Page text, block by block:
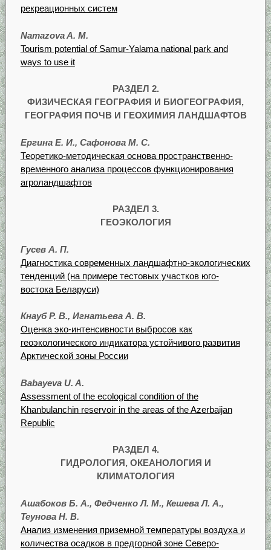
рекреационных систем
Namazova A. M.
Tourism potential of Samur-Yalama national park and
ways to use it
РАЗДЕЛ 2.
ФИЗИЧЕСКАЯ ГЕОГРАФИЯ И БИОГЕОГРАФИЯ,
ГЕОГРАФИЯ ПОЧВ И ГЕОХИМИЯ ЛАНДШАФТОВ
Ергина Е. И., Сафонова М. С.
Теоретико-методическая основа пространственно-
временного анализа процессов функционирования
агроландшафтов
РАЗДЕЛ 3.
ГЕОЭКОЛОГИЯ
Гусев А. П.
Диагностика современных ландшафтно-экологических
тенденций (на примере тестовых участков юго-
востока Беларуси)
Кнауб Р. В., Игнатьева А. В.
Оценка эко-интенсивности выбросов как
геоэкологического индикатора устойчивого развития
Арктической зоны России
Babayeva U. A.
Assessment of the ecological condition of the
Khanbulanchin reservoir in the areas of the Azerbaijan
Republic
РАЗДЕЛ 4.
ГИДРОЛОГИЯ, ОКЕАНОЛОГИЯ И
КЛИМАТОЛОГИЯ
Ашабоков Б. А., Федченко Л. М., Кешева Л. А.,
Теунова Н. В.
Анализ изменения приземной температуры воздуха и
количества осадков в предгорной зоне Северо-